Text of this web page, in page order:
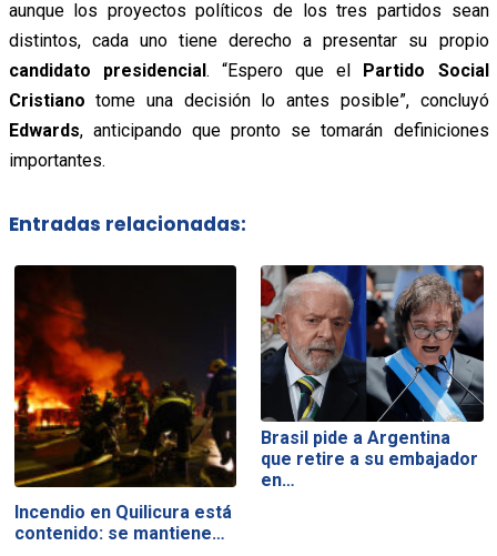
aunque los proyectos políticos de los tres partidos sean
distintos, cada uno tiene derecho a presentar su propio
candidato presidencial. “Espero que el Partido Social
Cristiano tome una decisión lo antes posible”, concluyó
Edwards, anticipando que pronto se tomarán definiciones
importantes.
Entradas relacionadas:
Incendio en Quilicura está
contenido: se mantiene…
Brasil pide a Argentina
que retire a su embajador
en…